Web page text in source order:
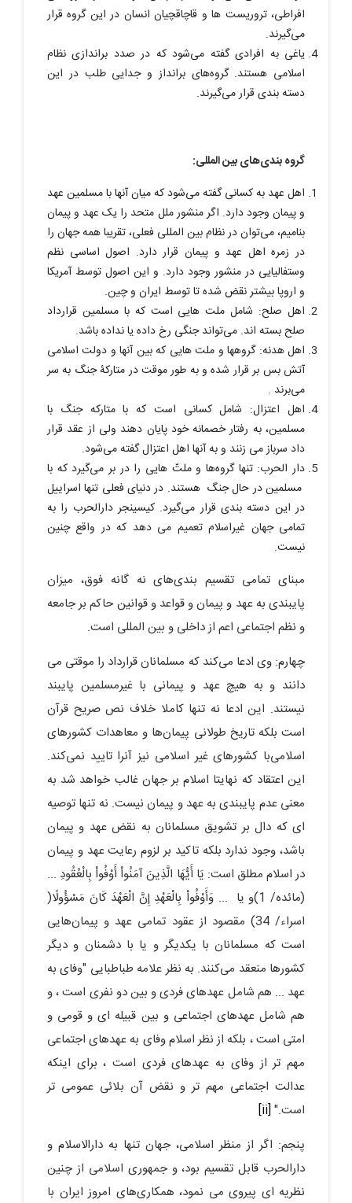
افراطی، تروریست ها و قاچاقچیان انسان در این گروه قرار
می‌گیرند.
یاغی به افرادی گفته می‌شود که در صدد براندازی نظام
اسلامی هستند. گروه‌های برانداز و جدایی طلب در این
دسته بندی قرار می‌گیرند.
گروه بندی‌های بین المللی:
اهل عهد به کسانی گفته می‌شود که میان آنها با مسلمین عهد
و پیمان وجود دارد. اگر منشور ملل متحد را یک عهد و پیمان
بنامیم، می‌توان در نظام بین المللی فعلی، تقریبا همه جهان را
در زمره اهل عهد و پیمان قرار دارد. اصول اساسی نظم
وستفالیایی در منشور وجود دارد. و این اصول توسط آمریکا
و اروپا بیشتر نقض شده تا توسط ایران و چین.
اهل صلح: شامل ملت هایی است که با مسلمین قرارداد
صلح بسته اند. می‌تواند جنگی رخ داده یا نداده باشد.
اهل هدنه: گروهها و ملت هایی که بین آنها و دولت اسلامی
آتش بس بر قرار شده و به طور موقت در متارکۀ جنگ به سر
می‌برند .
اهل اعتزال: شامل کسانی است که با متارکه جنگ با
مسلمین، به رفتار خصمانه خود پایان دهند ولی از عقد قرار
داد سرباز می زنند و به آنها اهل اعتزال گفته می‌شود.
دار الحرب: تنها گروه‌ها و ملتّ هایی را در بر می‌گیرد که با
مسلمین در حال جنگ هستند. در دنیای فعلی تنها اسراییل
در این دسته بندی قرار می‌گیرد. کیسینجر دارالحرب را به
تمامی جهان غیراسلام تعمیم می دهد که در واقع چنین
نیست.
مبنای تمامی تقسیم بندی‌های نه گانه فوق، میزان
پایبندی به عهد و پیمان و قواعد و قوانین حاکم بر جامعه
و نظم اجتماعی اعم از داخلی و بین المللی است.
چهارم: وی ادعا می‌کند که مسلمانان قرارداد را موقتی می
دانند و به هیچ عهد و پیمانی با غیرمسلمین پایبند
نیستند. این ادعا نه تنها کاملا خلاف نص صریح قرآن
است بلکه تاریخ طولانی پیمان‌ها و معاهدات کشورهای
اسلامی‌با کشورهای غیر اسلامی نیز آنرا تایید نمی‌کند.
این اعتقاد که نهایتا اسلام بر جهان غالب خواهد شد به
معنی عدم پایبندی به عهد و پیمان نیست. نه تنها توصیه
ای که دال بر تشویق مسلمانان به نقض عهد و پیمان
باشد، وجود ندارد بلکه تاکید بر لزوم رعایت عهد و پیمان
در اسلام مطلق است: یَا أَیُّهَا الَّذِینَ آمَنُواْ أَوْفُواْ بِالْعُقُودِ ...
(مائده/ 1)و یا ... وَأَوْفُواْ بِالْعَهْدِ إِنَّ الْعَهْدَ کَانَ مَسْؤُولًا(
اسراء/ 34) مقصود از عقود تمامی عهد و پیمان‌هایی
است که مسلمانان با یکدیگر و یا با دشمنان و دیگر
کشورها منعقد می‌کنند. به نظر علامه طباطبایی "وفاى به
عهد ... هم شامل عهدهاى فردى و بین دو نفرى است ، و
هم شامل عهدهاى اجتماعى و بین قبیله اى و قومى و
امتى است ، بلکه از نظر اسلام وفاى به عهدهاى اجتماعى
مهم تر از وفاى به عهدهاى فردى است ، براى اینکه
عدالت اجتماعى مهم تر و نقض آن بلائى عمومى تر
است." [ii]
پنجم: اگر از منظر اسلامی، جهان تنها به دارالاسلام و
دارالحرب قابل تقسیم بود، و جمهوری اسلامی از چنین
نظریه ای پیروی می نمود، همکاری‌های امروز ایران با